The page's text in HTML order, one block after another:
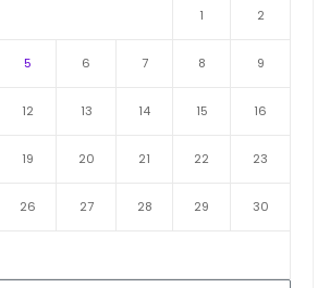
1 2
5 6 7 8 9
12 13 14 15 16
19 20 21 22 23
26 27 28 29 30